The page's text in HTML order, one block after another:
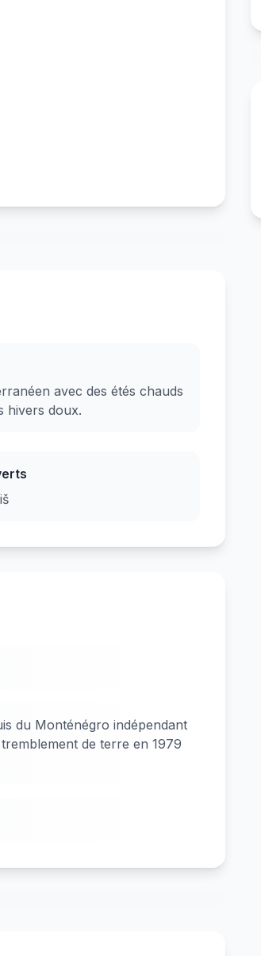
avec des étés chauds
hivers doux.
du Monténégro indépendant
de terre en 1979